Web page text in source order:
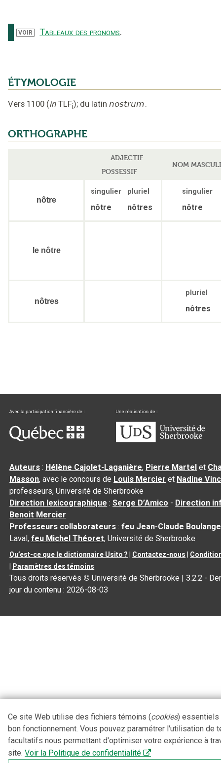
VOIR Tableaux des pronoms.
ÉTYMOLOGIE
Vers 1100 (in TLFi); du latin nostrum.
ORTHOGRAPHE
ADJECTIF
POSSESSIF
NOM
nôtre
singulier pluriel
nôtre nôtres
singulier
nôtre
le nôtre
nôtres
pluriel
nôtres
Auteurs : Hélène Cajolet-Laganière, Pierre Martel et
Masson, avec le concours de Louis Mercier et Nadine
professeurs, Université de Sherbrooke
Direction lexicographique :Serge D’Amico - Direction
Benoit Mercier
Professeurs collaborateurs :feu Jean-Claude
Laval,feu Michel Théoret, Université de Sherbrooke
Qu’est-ce que le dictionnaire Usito ? Contactez-nous
Paramètres des témoins
Tous droits réservés © Université de Sherbrooke |3.2.2 -
jour du contenu :2026-08-03
Ce site Web utilise des fichiers témoins (cookies) essentiels
bon fonctionnement. Vous pouvez paramétrer l'utilisation de
facultatifs nous permettant d'optimiser votre expérience à
site. Voir la Politique de confidentialité